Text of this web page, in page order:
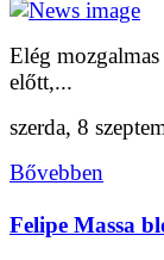
Elég
előtt,...
szerda, 8
Bővebben
Felipe Massa